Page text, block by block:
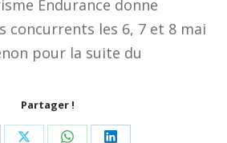
Endurance donne
concurrents les 6, 7 et 8 mai
pour la suite du
Partager !